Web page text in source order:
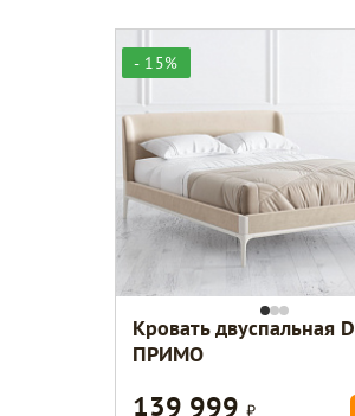
- 15%
Кровать двуспальная D
ПРИМО
139 999Р